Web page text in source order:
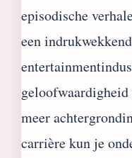
episodische
een
meer
carrière kun je